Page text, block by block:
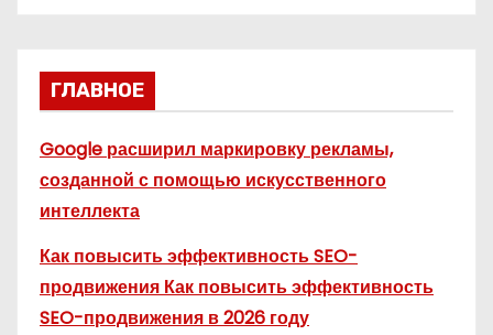
ГЛАВНОЕ
Google расширил маркировку рекламы,
созданной с помощью искусственного
интеллекта
Как повысить эффективность SEO-
продвижения Как повысить эффективность
SEO-продвижения в 2026 году